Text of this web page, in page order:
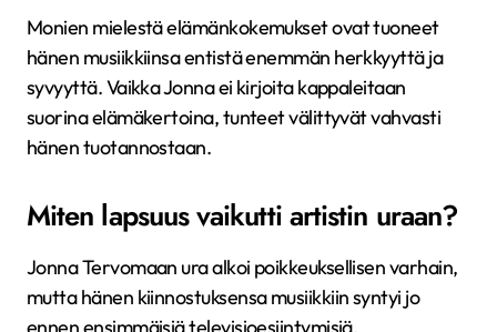
Monien mielestä elämänkokemukset ovat tuoneet
hänen musiikkiinsa entistä enemmän herkkyyttä ja
syvyyttä. Vaikka Jonna ei kirjoita kappaleitaan
suorina elämäkertoina, tunteet välittyvät vahvasti
hänen tuotannostaan.
Miten lapsuus vaikutti artistin uraan?
Jonna Tervomaan ura alkoi poikkeuksellisen varhain,
mutta hänen kiinnostuksensa musiikkiin syntyi jo
ennen ensimmäisiä televisioesiintymisiä.